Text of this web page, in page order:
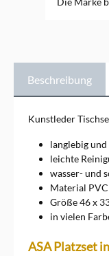
ASA
zeitlose
innovative
jedes
Die
und vieles
durch klare
schlichte
täglichen
besondere
Produkt.
Beschreibung
Kunstleder
langlebig
leichte
wasser- und
Material
Größe 46 x
in vielen
ASA Platzset